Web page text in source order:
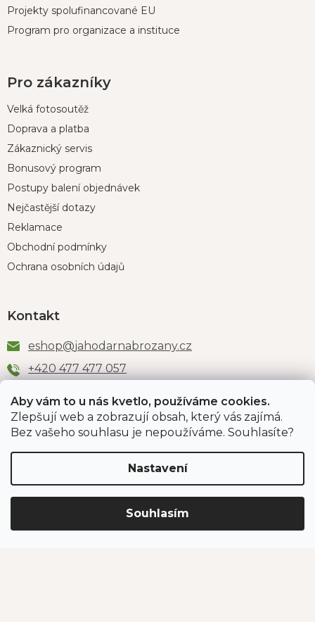
Aby vám to u nás kvetlo, používáme cookies.
Zlepšují web a zobrazují obsah, který vás zajímá.
Bez vašeho souhlasu je nepoužíváme. Souhlasíte?
Nastavení
Souhlasím
Projekty spolufinancované EU
Program pro organizace a instituce
Pro zákazníky
Velká fotosoutěž
Doprava a platba
Zákaznický servis
Bonusový program
Postupy balení objednávek
Nejčastější dotazy
Reklamace
Obchodní podmínky
Ochrana osobních údajů
Kontakt
eshop@jahodarnabrozany.cz
+420 477 477 057
Odběr newsletteru
PŘIHLÁSIT SE